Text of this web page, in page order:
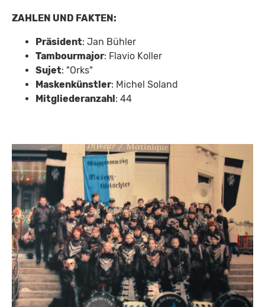
ZAHLEN UND FAKTEN:
Präsident: Jan Bühler
Tambourmajor: Flavio Koller
Sujet: "Orks"
Maskenkünstler: Michel Soland
Mitgliederanzahl: 44